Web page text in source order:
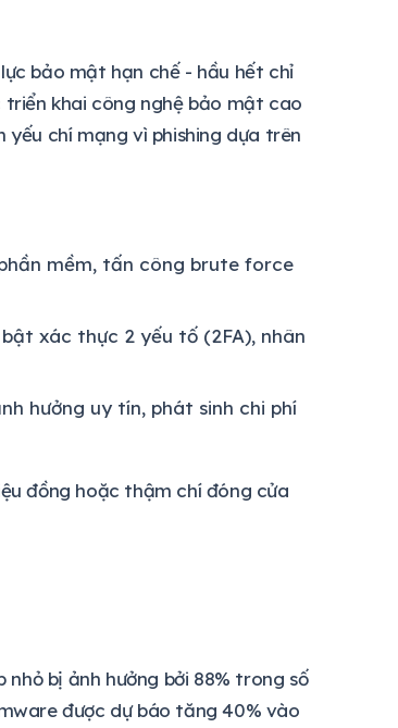
bảo mật hạn chế - hầu hết chỉ
khai công nghệ bảo mật cao
yếu chí mạng vì phishing dựa trên
mềm, tấn công brute force
xác thực 2 yếu tố (2FA), nhân
hưởng uy tín, phát sinh chi phí
đồng hoặc thậm chí đóng cửa
bị ảnh hưởng bởi 88% trong số
được dự báo tăng 40% vào